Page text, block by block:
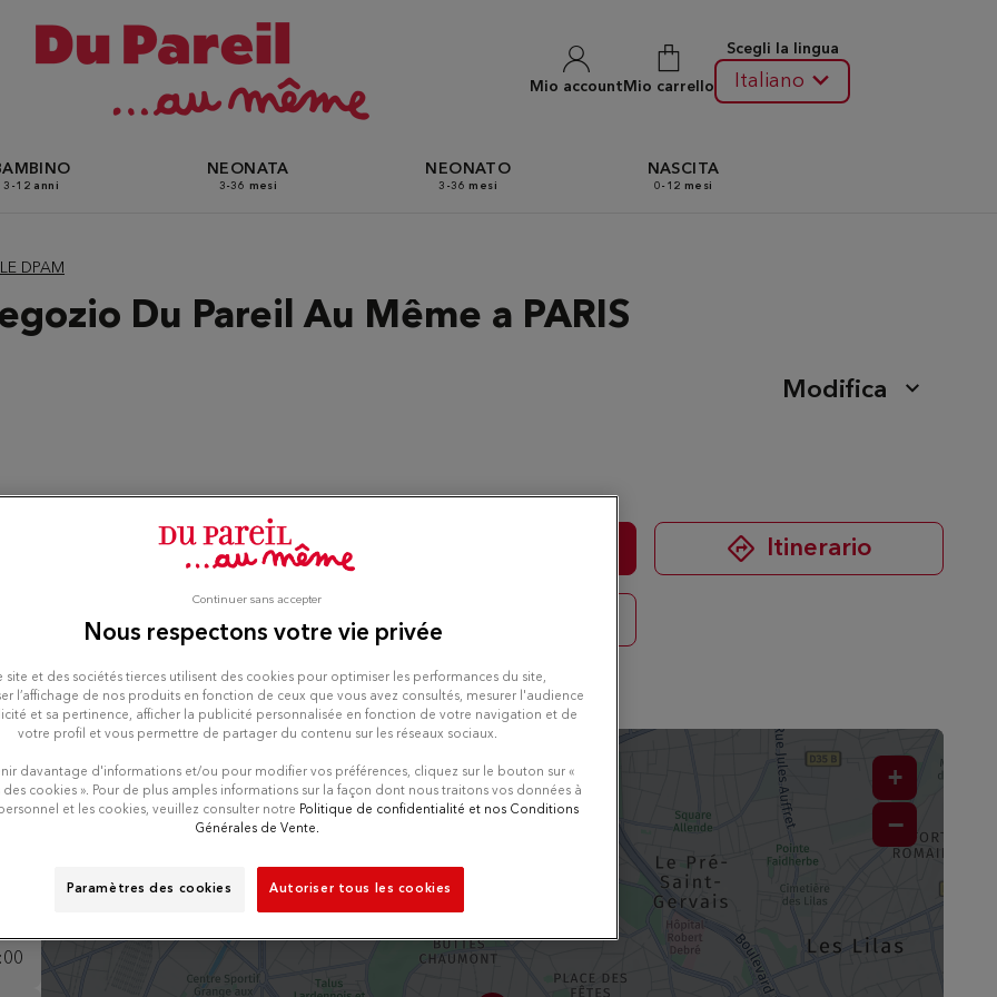
Mio account Mio carrello
Scegli la lingua
Italiano
3-12 anni
NEONATA
3-36 mesi
NEONATO
3-36 mesi
NASCITA
0-12 mesi
DPAM
Du Pareil Au Même a PARIS
Modifica
Itinerario
+
−
Nous respectons votre vie privée
site et des sociétés tierces utilisent des cookies pour optimiser les performances du site,
l’affichage de nos produits en fonction de ceux que vous avez consultés, mesurer l'audience
et sa pertinence, afficher la publicité personnalisée en fonction de votre navigation et de
votre profil et vous permettre de partager du contenu sur les réseaux sociaux.
davantage d'informations et/ou pour modifier vos préférences, cliquez sur le bouton sur «
des cookies ». Pour de plus amples informations sur la façon dont nous traitons vos données à
et les cookies, veuillez consulter notre Politique de confidentialité et nos Conditions
Générales de Vente.
Paramètres des cookies Autoriser tous les cookies
Continuer sans accepter